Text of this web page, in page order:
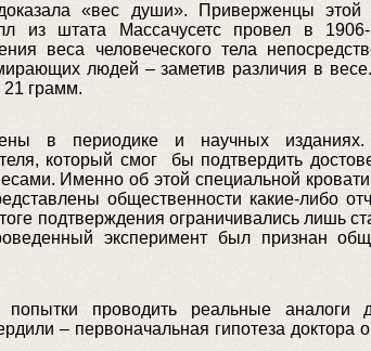
«вес души». Приверженцы этой
из штата Массачусетс провел в
веса человеческого тела
людей – заметив различия в
грамм.
в периодике и научных
который смог бы подтвердить
Именно об этой специальной
общественности какие-либо
подтверждения ограничивались лишь
эксперимент был признан
проводить реальные аналоги
– первоначальная гипотеза доктора о